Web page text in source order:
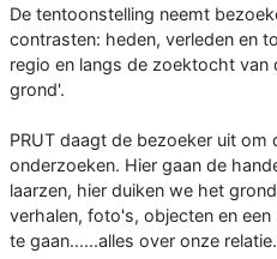
De tentoonstelling neemt
contrasten: heden, verleden en
regio en langs de zoektocht van
grond'.
PRUT daagt de bezoeker uit om
onderzoeken. Hier gaan de
laarzen, hier duiken we het
verhalen, foto's, objecten en
te gaan......alles over onze